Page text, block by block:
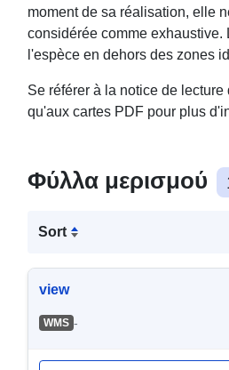
moment de sa réalisation, elle
considérée comme exhaustive.
l'espèce en dehors des zones
Se référer à la notice de lecture
qu'aux cartes PDF pour plus
Φύλλα μερισμού
Sort
view
WMS -